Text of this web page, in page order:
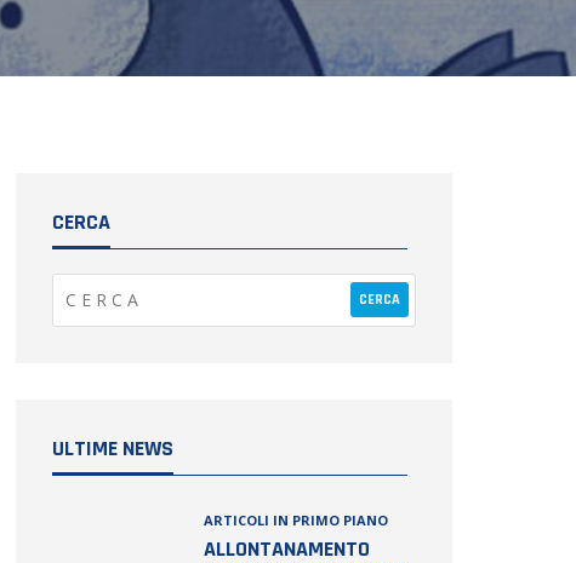
CERCA
ULTIME NEWS
ARTICOLI IN PRIMO PIANO
ALLONTANAMENTO